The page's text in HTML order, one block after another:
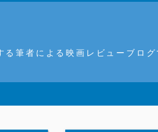
筆者による映画レビューブログ